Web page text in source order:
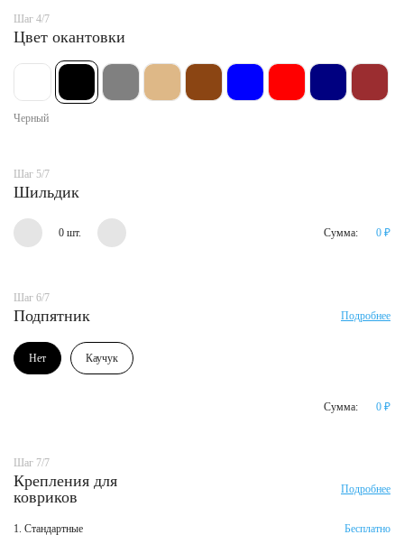
Шаг 4/7
Цвет окантовки
Черный
Шаг 5/7
Шильдик
0 шт. Сумма: 0 ₽
Шаг 6/7
Подпятник Подробнее
Нет Каучук
Сумма: 0 ₽
Шаг 7/7
Крепления для
ковриков
Подробнее
1. Стандартные Бесплатно